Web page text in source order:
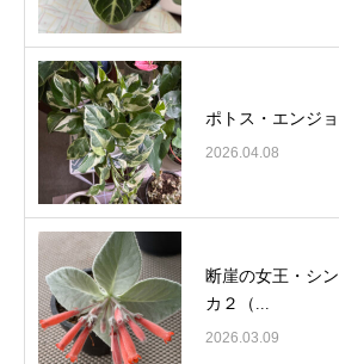
ポトス・エンジ
2026.04.08
断崖の女王・シ
カ２（...
2026.03.09